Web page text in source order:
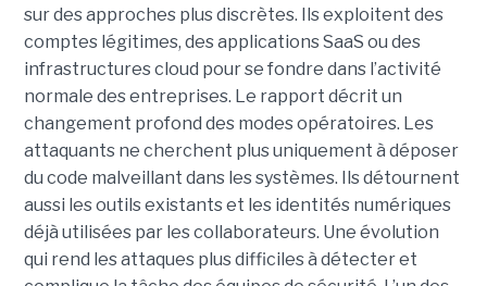
sur des approches plus discrètes. Ils exploitent des
comptes légitimes, des applications SaaS ou des
infrastructures cloud pour se fondre dans l’activité
normale des entreprises. Le rapport décrit un
changement profond des modes opératoires. Les
attaquants ne cherchent plus uniquement à déposer
du code malveillant dans les systèmes. Ils détournent
aussi les outils existants et les identités numériques
déjà utilisées par les collaborateurs. Une évolution
qui rend les attaques plus difficiles à détecter et